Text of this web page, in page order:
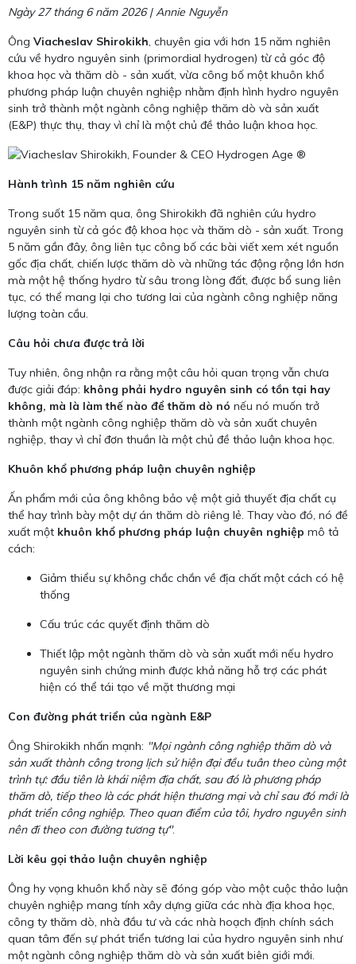
Ngày 27 tháng 6 năm 2026 | Annie Nguyễn
Ông Viacheslav Shirokikh, chuyên gia với hơn 15 năm nghiên
cứu về hydro nguyên sinh (primordial hydrogen) từ cả góc độ
khoa học và thăm dò - sản xuất, vừa công bố một khuôn khổ
phương pháp luận chuyên nghiệp nhằm định hình hydro nguyên
sinh trở thành một ngành công nghiệp thăm dò và sản xuất
(E&P) thực thụ, thay vì chỉ là một chủ đề thảo luận khoa học.
Hành trình 15 năm nghiên cứu
Trong suốt 15 năm qua, ông Shirokikh đã nghiên cứu hydro
nguyên sinh từ cả góc độ khoa học và thăm dò - sản xuất. Trong
5 năm gần đây, ông liên tục công bố các bài viết xem xét nguồn
gốc địa chất, chiến lược thăm dò và những tác động rộng lớn hơn
mà một hệ thống hydro từ sâu trong lòng đất, được bổ sung liên
tục, có thể mang lại cho tương lai của ngành công nghiệp năng
lượng toàn cầu.
Câu hỏi chưa được trả lời
Tuy nhiên, ông nhận ra rằng một câu hỏi quan trọng vẫn chưa
được giải đáp: không phải hydro nguyên sinh có tồn tại hay
không, mà là làm thế nào để thăm dò nó nếu nó muốn trở
thành một ngành công nghiệp thăm dò và sản xuất chuyên
nghiệp, thay vì chỉ đơn thuần là một chủ đề thảo luận khoa học.
Khuôn khổ phương pháp luận chuyên nghiệp
Ấn phẩm mới của ông không bảo vệ một giả thuyết địa chất cụ
thể hay trình bày một dự án thăm dò riêng lẻ. Thay vào đó, nó đề
xuất một khuôn khổ phương pháp luận chuyên nghiệp mô tả
cách:
Giảm thiểu sự không chắc chắn về địa chất một cách có hệ
thống
Cấu trúc các quyết định thăm dò
Thiết lập một ngành thăm dò và sản xuất mới nếu hydro
nguyên sinh chứng minh được khả năng hỗ trợ các phát
hiện có thể tái tạo về mặt thương mại
Con đường phát triển của ngành E&P
Ông Shirokikh nhấn mạnh: "Mọi ngành công nghiệp thăm dò và
sản xuất thành công trong lịch sử hiện đại đều tuân theo cùng một
trình tự: đầu tiên là khái niệm địa chất, sau đó là phương pháp
thăm dò, tiếp theo là các phát hiện thương mại và chỉ sau đó mới là
phát triển công nghiệp. Theo quan điểm của tôi, hydro nguyên sinh
nên đi theo con đường tương tự".
Lời kêu gọi thảo luận chuyên nghiệp
Ông hy vọng khuôn khổ này sẽ đóng góp vào một cuộc thảo luận
chuyên nghiệp mang tính xây dựng giữa các nhà địa khoa học,
công ty thăm dò, nhà đầu tư và các nhà hoạch định chính sách
quan tâm đến sự phát triển tương lai của hydro nguyên sinh như
một ngành công nghiệp thăm dò và sản xuất biên giới mới.